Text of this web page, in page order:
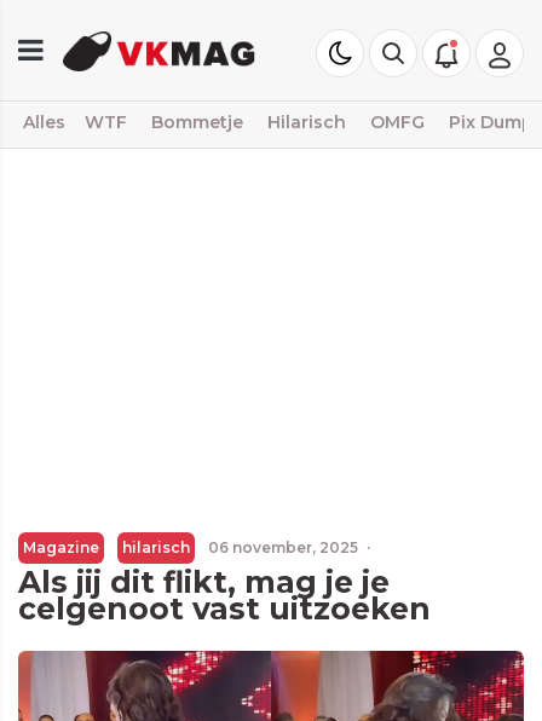
Alles WTF Bommetje Hilarisch OMFG Pix Dump
Magazine hilarisch 06 november, 2025 ·
Als jij dit flikt, mag je je
celgenoot vast uitzoeken